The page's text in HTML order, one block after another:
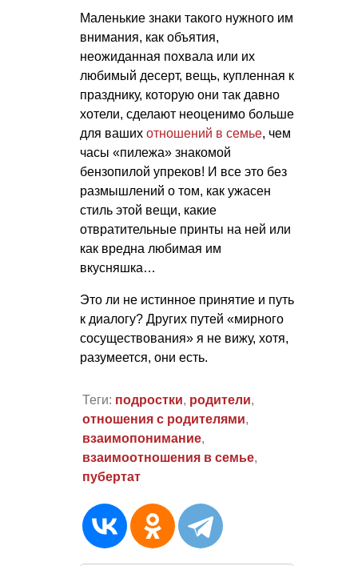
Маленькие знаки такого нужного им
внимания, как объятия,
неожиданная похвала или их
любимый десерт, вещь, купленная к
празднику, которую они так давно
хотели, сделают неоценимо больше
для ваших отношений в семье, чем
часы «пилежа» знакомой
бензопилой упреков! И все это без
размышлений о том, как ужасен
стиль этой вещи, какие
отвратительные принты на ней или
как вредна любимая им
вкусняшка…
Это ли не истинное принятие и путь
к диалогу? Других путей «мирного
сосуществования» я не вижу, хотя,
разумеется, они есть.
Теги: подростки, родители,
отношения с родителями,
взаимопонимание,
взаимоотношения в семье,
пубертат